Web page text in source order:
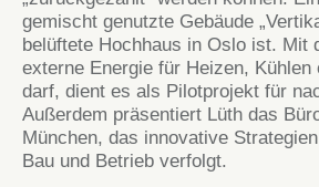
gemischt genutzte Gebäude
belüftete Hochhaus in Oslo ist. Mit
externe Energie für Heizen,
darf, dient es als Pilotprojekt für
Außerdem präsentiert Lüth das
München, das innovative
Bau und Betrieb verfolgt.